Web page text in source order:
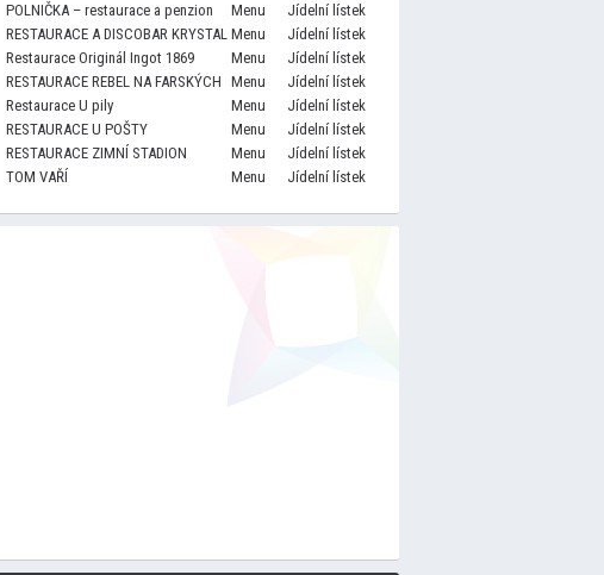
POLNIČKA – restaurace a penzion
Menu
Jídelní lístek
RESTAURACE A DISCOBAR KRYSTAL Menu
Jídelní lístek
Restaurace Originál Ingot 1869
Menu
Jídelní lístek
RESTAURACE REBEL NA FARSKÝCH Menu
Jídelní lístek
Restaurace U pily
Menu
Jídelní lístek
RESTAURACE U POŠTY
Menu
Jídelní lístek
RESTAURACE ZIMNÍ STADION
Menu
Jídelní lístek
TOM VAŘÍ
Menu Jídelní lístek